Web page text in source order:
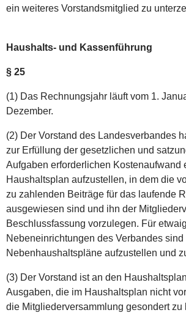
ein weiteres Vorstandsmitglied zu
Haushalts- und Kassenführung
§ 25
(1) Das Rechnungsjahr läuft vom 1.
Dezember.
(2) Der Vorstand des Landesverbandes
zur Erfüllung der gesetzlichen und
Aufgaben erforderlichen Kostenaufwand
Haushaltsplan aufzustellen, in dem die
zu zahlenden Beiträge für das laufende
ausgewiesen sind und ihn der
Beschlussfassung vorzulegen. Für
Nebeneinrichtungen des Verbandes
Nebenhaushaltspläne aufzustellen und
(3) Der Vorstand ist an den
Ausgaben, die im Haushaltsplan nicht
die Mitgliederversammlung gesondert zu